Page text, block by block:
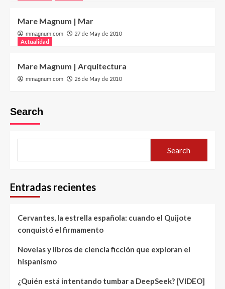
Mare Magnum | Mar
mmagnum.com
27 de May de 2010
Actualidad
Mare Magnum | Arquitectura
mmagnum.com 26 de May de 2010
Search
Search
Entradas recientes
Cervantes, la estrella española: cuando el Quijote
conquistó el firmamento
Novelas y libros de ciencia ficción que exploran el
hispanismo
¿Quién está intentando tumbar a DeepSeek? [VIDEO]